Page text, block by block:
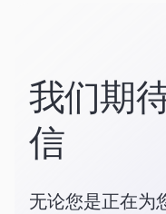
我们期
信
无论您是正在为